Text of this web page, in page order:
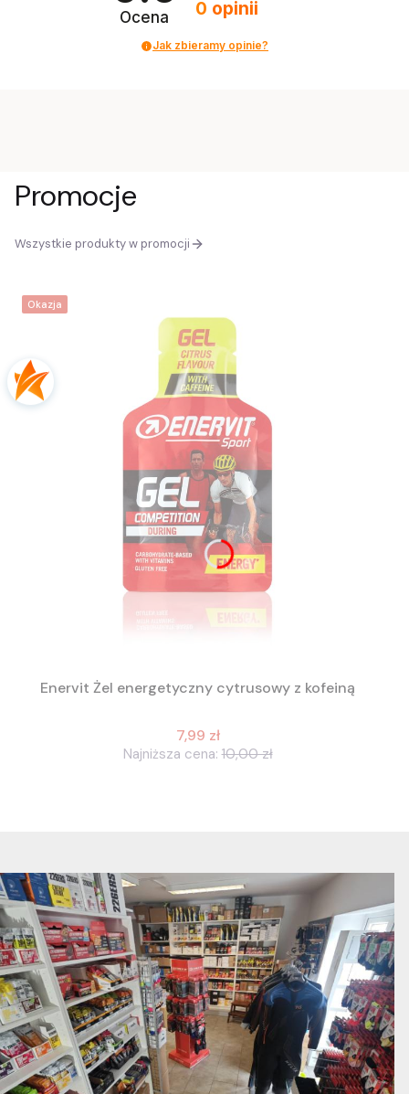
Ocena 0 opinii
Jak zbieramy opinie?
Promocje
Wszystkie produkty w promocji
Okazja
Enervit Żel energetyczny cytrusowy z kofeiną
7,99 zł
Najniższa cena: 10,00 zł